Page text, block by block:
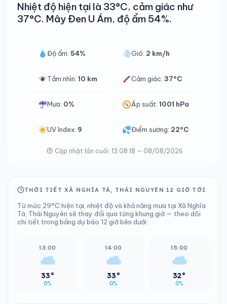
Nhiệt độ hiện tại là 33°C, cảm giác như
37°C. Mây Đen U Ám, độ ẩm 54%.
Độ ẩm: 54% Gió: 2 km/h
Tầm nhìn: 10 km Cảm giác:37°C
Mưa: 0% Áp suất:1001 hPa
UV Index: 9 Điểm sương: 22°C
Cập nhật lần cuối: 13:08:18 — 08/08/2026
THỜI TIẾT XÃ NGHĨA TÁ, THÁI NGUYÊN 12 GIỜ TỚI
Từ mức 29°C hiện tại, nhiệt độ và khả năng mưa tại Xã Nghĩa
Tá, Thái Nguyên sẽ thay đổi qua từng khung giờ — theo dõi
chi tiết trong bảng dự báo 12 giờ bên dưới.
13:00
33°
0%
14:00
33°
0%
15:00
32°
0%